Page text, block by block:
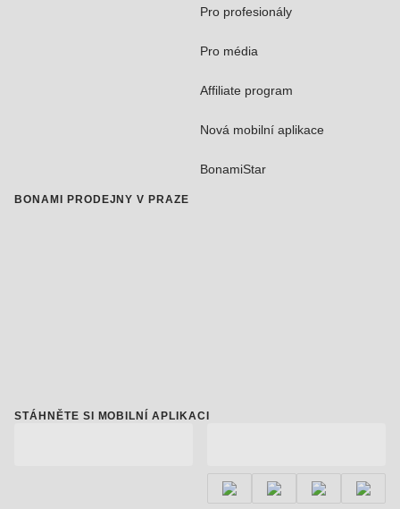
Pro profesionály
Pro média
Affiliate program
Nová mobilní aplikace
BonamiStar
BONAMI PRODEJNY V PRAZE
STÁHNĚTE SI MOBILNÍ APLIKACI